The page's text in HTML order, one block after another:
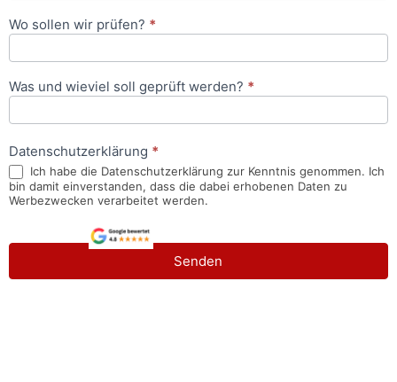
Wo sollen wir prüfen? *
Was und wieviel soll geprüft werden? *
Datenschutzerklärung *
Ich habe die Datenschutzerklärung zur Kenntnis genommen. Ich
bin damit einverstanden, dass die dabei erhobenen Daten zu
Werbezwecken verarbeitet werden.
Senden